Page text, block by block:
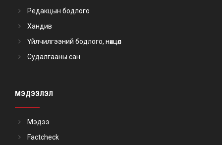
Редакцын бодлого
Хандив
Үйлчилгээний бодлого, нөхцөл
Судалгааны сан
МЭДЭЭЛЭЛ
Мэдээ
Factcheck